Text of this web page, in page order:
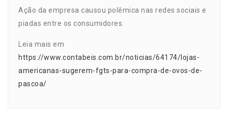
Ação da empresa causou polêmica nas redes sociais e
piadas entre os consumidores.
Leia mais em
https://www.contabeis.com.br/noticias/64174/lojas-
americanas-sugerem-fgts-para-compra-de-ovos-de-
pascoa/